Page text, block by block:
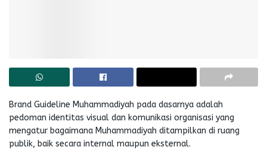
Brand Guideline Muhammadiyah pada dasarnya adalah
pedoman identitas visual dan komunikasi organisasi yang
mengatur bagaimana Muhammadiyah ditampilkan di ruang
publik, baik secara internal maupun eksternal.